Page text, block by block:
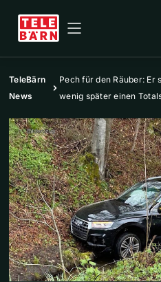
TeleBärn
News
Pech für den Räuber:
wenig später einen